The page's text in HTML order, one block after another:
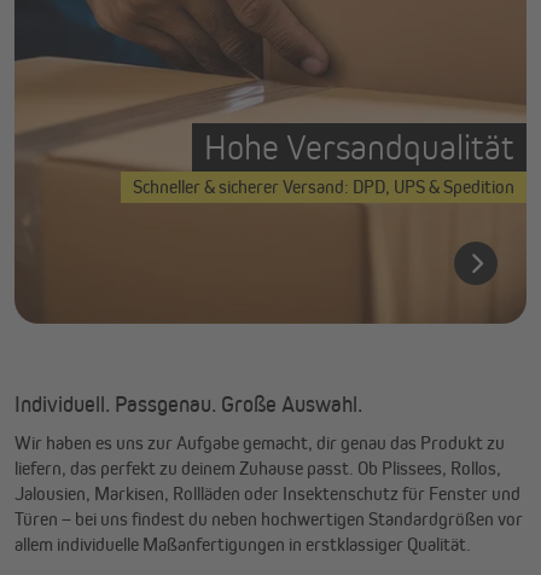
Hohe Versandqualität
Schneller & sicherer Versand: DPD, UPS & Spedition
Individuell. Passgenau. Große Auswahl.
Wir haben es uns zur Aufgabe gemacht, dir genau das Produkt zu
liefern, das perfekt zu deinem Zuhause passt. Ob Plissees, Rollos,
Jalousien, Markisen, Rollläden oder Insektenschutz für Fenster und
Türen – bei uns findest du neben hochwertigen Standardgrößen vor
allem individuelle Maßanfertigungen in erstklassiger Qualität.